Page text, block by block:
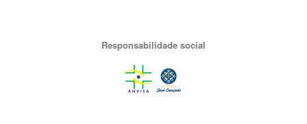
Responsabilidade social